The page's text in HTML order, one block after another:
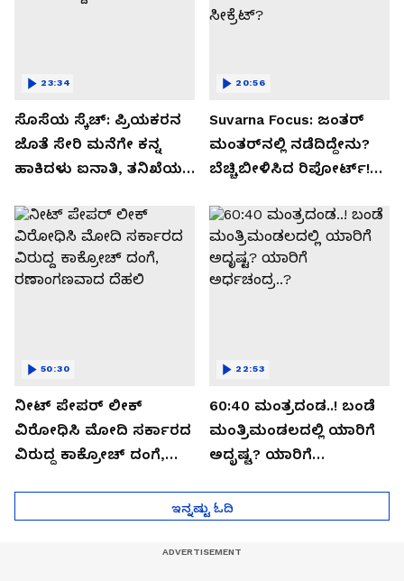
ಸೊಸೆಯ ಸ್ಕೆಚ್: ಪ್ರಿಯಕರನ
ಜೊತೆ ಸೇರಿ ಮನೆಗೇ ಕನ್ನ
ಹಾಕಿದಳು ಐನಾತಿ, ತನಿಖೆಯಲ್ಲಿ
23:34
Suvarna Focus: ಜಂತರ್
ಮಂತರ್‌ನಲ್ಲಿ ನಡೆದಿದ್ದೇನು?
ಬೆಚ್ಚಿಬೀಳಿಸಿದ ರಿಪೋರ್ಟ್!
ಸೀಕ್ರೆಟ್?
20:56
ನೀಟ್ ಪೇಪರ್ ಲೀಕ್
ವಿರೋಧಿಸಿ ಮೋದಿ ಸರ್ಕಾರದ
ವಿರುದ್ದ ಕಾಕ್ರೋಚ್ ದಂಗೆ,
50:30
60:40 ಮಂತ್ರದಂಡ..! ಬಂಡೆ
ಮಂತ್ರಿಮಂಡಲದಲ್ಲಿ ಯಾರಿಗೆ
ಅದೃಷ್ಟ? ಯಾರಿಗೆ
22:53
ಇನ್ನಷ್ಟು ಓದಿ